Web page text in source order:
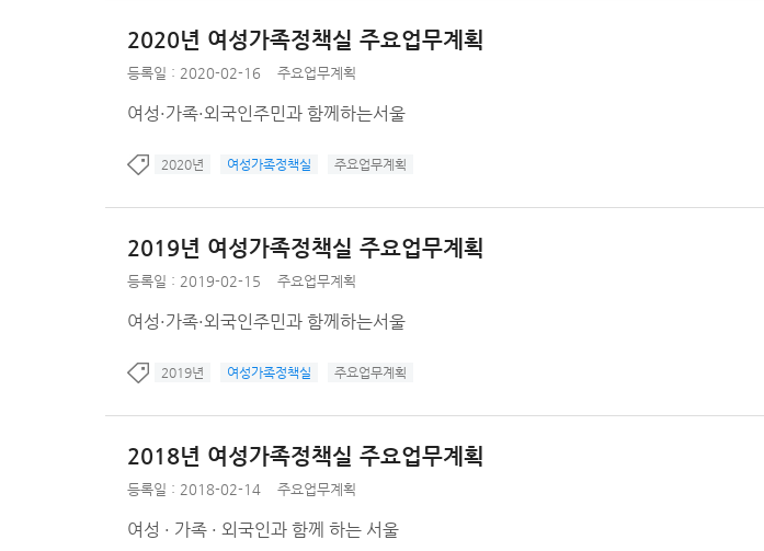
2020년 여성가족정책실 주요업무계획
등록일 : 2020-02-16 주요업무계획
여성·가족·외국인주민과 함께하는서울
2020년 여성가족정책실 주요업무계획
2019년 여성가족정책실 주요업무계획
등록일 : 2019-02-15 주요업무계획
여성·가족·외국인주민과 함께하는서울
2019년 여성가족정책실 주요업무계획
2018년 여성가족정책실 주요업무계획
등록일 : 2018-02-14 주요업무계획
여성 · 가족 · 외국인과 함께 하는 서울